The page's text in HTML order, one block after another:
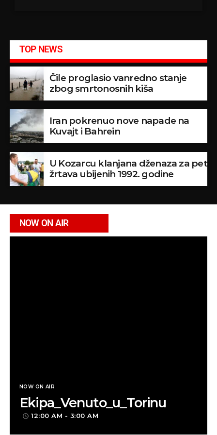
TOP NEWS
Čile proglasio vanredno stanje
zbog smrtonosnih kiša
Iran pokrenuo nove napade na
Kuvajt i Bahrein
U Kozarcu klanjana dženaza za pet
žrtava ubijenih 1992. godine
NOW ON AIR
NOW ON AIR
Ekipa_Venuto_u_Torinu
access_time 12:00 AM - 3:00 AM